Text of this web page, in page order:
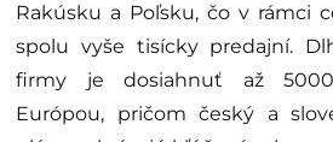
Rakúsku a Poľsku, čo v rámci
spolu vyše tisícky predajní.
firmy je dosiahnuť až
Európou, pričom český a